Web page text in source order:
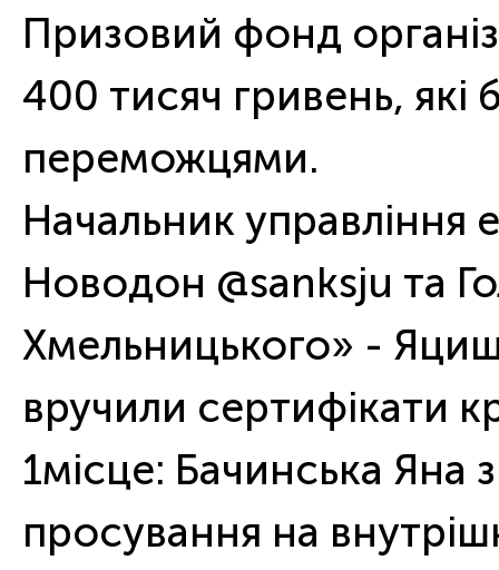
Призовий фонд
400 тисяч гривень, які
переможцями.
Начальник управління
Новодон @sanksju та
Хмельницького» -
вручили сертифікати
1місце: Бачинська Яна
просування на